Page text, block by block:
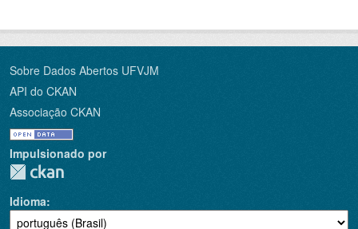
Sobre Dados Abertos UFVJM
API do CKAN
Associação CKAN
Impulsionado por
Idioma